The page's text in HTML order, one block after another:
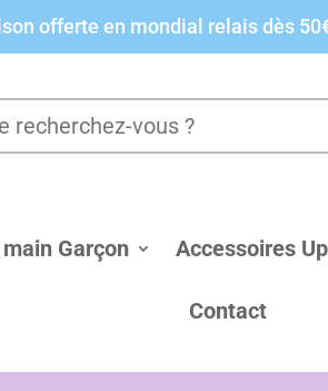
offerte en mondial relais dès
Garçon Accessoires
Contact